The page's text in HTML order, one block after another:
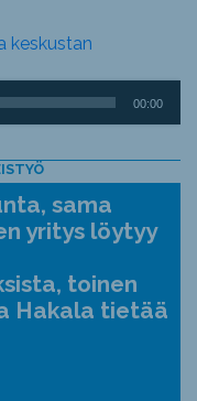
keskustan
00:00
sama
yritys löytyy
toinen
Hakala tietää